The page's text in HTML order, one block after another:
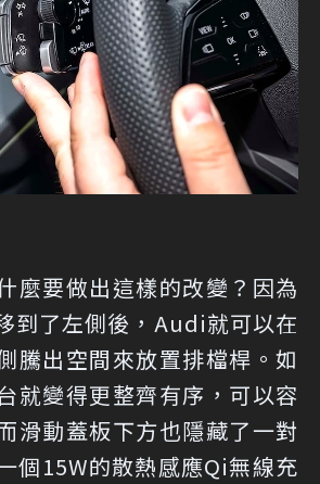
麼要做出這樣的改變？因為
到了左側後，Audi就可以在
騰出空間來放置排檔桿。如
就變得更整齊有序，可以容
滑動蓋板下方也隱藏了一對
個15W的散熱感應Qi無線充